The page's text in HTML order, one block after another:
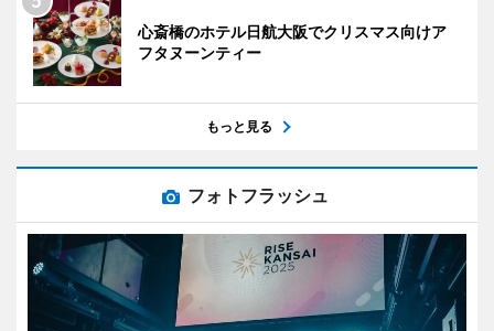
心斎橋のホテル日航大阪でクリスマス向けア
フタヌーンティー
もっと見る
フォトフラッシュ